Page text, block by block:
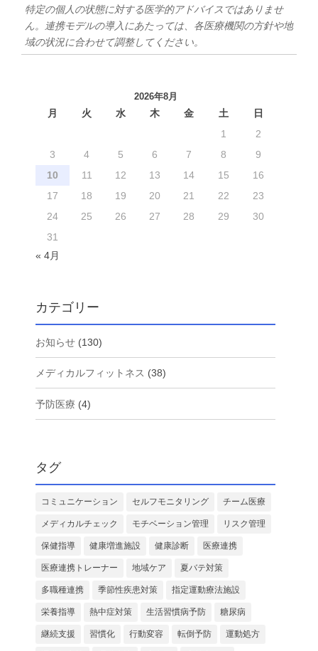
特定の個人の状態に対する医学的アドバイスではありませ
ん。連携モデルの導入にあたっては、各医療機関の方針や地
域の状況に合わせて調整してください。
2026年8月
月 火 水 木 金 土
日
1
2
3
4 5 6 7 8
9
10
11 12 13 14 15
16
17
18 19 20 21 22
23
24
25 26 27 28 29
30
31
« 4月
カテゴリー
お知らせ (130)
メディカルフィットネス (38)
予防医療 (4)
タグ
コミュニケーション セルフモニタリング チーム医療
メディカルチェック モチベーション管理 リスク管理
保健指導 健康増進施設 健康診断 医療連携
医療連携トレーナー 地域ケア 夏バテ対策
多職種連携 季節性疾患対策 指定運動療法施設
栄養指導 熱中症対策 生活習慣病予防 糖尿病
継続支援 習慣化 行動変容 転倒予防 運動処方